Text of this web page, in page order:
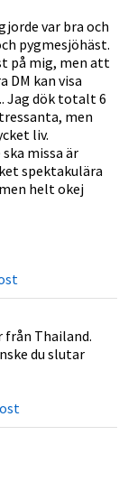
var bra och
pygmesjöhäst.
på mig, men att
DM kan visa
Jag dök totalt 6
men
liv.
missa är
spektakulära
helt okej
från Thailand.
du slutar